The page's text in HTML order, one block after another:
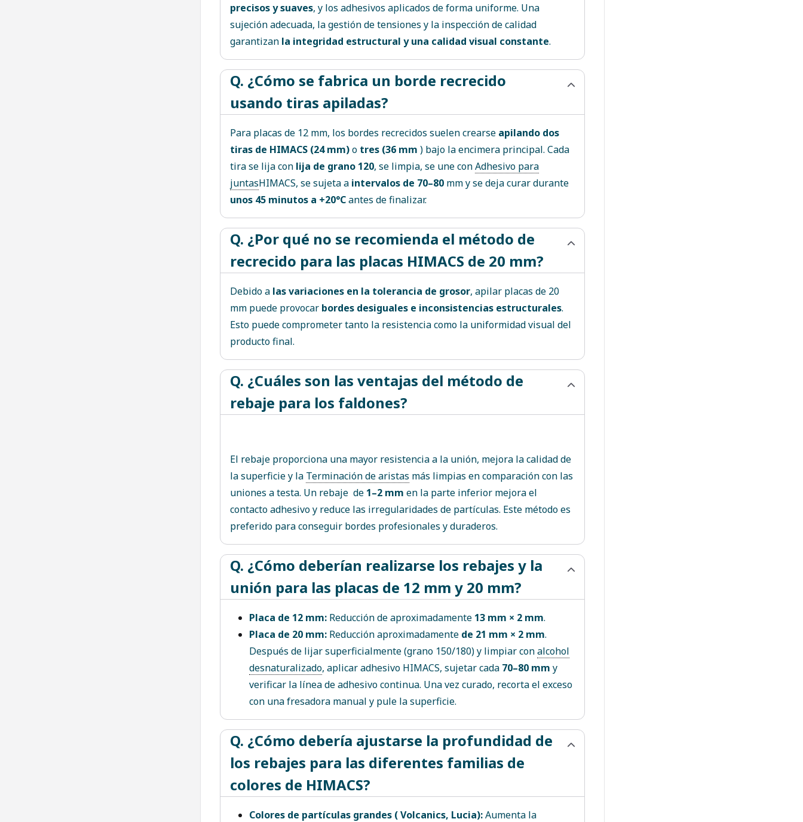
precisos y suaves, y los adhesivos aplicados de forma uniforme. Una
sujeción adecuada, la gestión de tensiones y la inspección de calidad
garantizan la integridad estructural y una calidad visual constante.
Q. ¿Cómo se fabrica un borde recrecido
usando tiras apiladas?
Para placas de 12 mm, los bordes recrecidos suelen crearse apilando dos
tiras de HIMACS (24 mm)o tres (36 mm ) bajo la encimera principal. Cada
tira se lija con lija de grano 120, se limpia, se une conAdhesivo para
juntasHIMACS, se sujeta a intervalos de 70–80 mm y se deja curar durante
unos 45 minutos a +20°Cantes de finalizar.
Q. ¿Por qué no se recomienda el método de
recrecido para las placas HIMACS de 20 mm?
Debido a las variaciones en la tolerancia de grosor, apilar placas de 20
mm puede provocar bordes desiguales e inconsistencias estructurales.
Esto puede comprometer tanto la resistencia como la uniformidad visual del
producto final.
Q. ¿Cuáles son las ventajas del método de
rebaje para los faldones?
El rebaje proporciona una mayor resistencia a la unión, mejora la calidad de
la superficie y la Terminación de aristas más limpias en comparación con las
uniones a testa. Un rebaje de 1–2 mm en la parte inferior mejora el
contacto adhesivo y reduce las irregularidades de partículas. Este método es
preferido para conseguir bordes profesionales y duraderos.
Q. ¿Cómo deberían realizarse los rebajes y la
unión para las placas de 12 mm y 20 mm?
Placa de 12 mm: Reducción de aproximadamente 13 mm × 2 mm.
Placa de 20 mm: Reducción aproximadamente de 21 mm × 2 mm.
Después de lijar superficialmente (grano 150/180) y limpiar conalcohol
desnaturalizado, aplicar adhesivo HIMACS, sujetar cada 70–80 mm y
verificar la línea de adhesivo continua. Una vez curado, recorta el exceso
con una fresadora manual y pule la superficie.
Q. ¿Cómo debería ajustarse la profundidad de
los rebajes para las diferentes familias de
colores de HIMACS?
Colores de partículas grandes (Volcanics, Lucia):Aumenta la